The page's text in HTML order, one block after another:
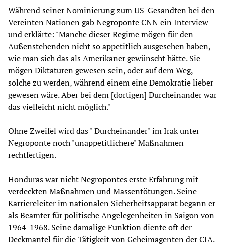
Während seiner Nominierung zum US-Gesandten bei den
Vereinten Nationen gab Negroponte CNN ein Interview
und erklärte: "Manche dieser Regime mögen für den
Außenstehenden nicht so appetitlich ausgesehen haben,
wie man sich das als Amerikaner gewünscht hätte. Sie
mögen Diktaturen gewesen sein, oder auf dem Weg,
solche zu werden, während einem eine Demokratie lieber
gewesen wäre. Aber bei dem [dortigen] Durcheinander war
das vielleicht nicht möglich."
Ohne Zweifel wird das " Durcheinander" im Irak unter
Negroponte noch "unappetitlichere" Maßnahmen
rechtfertigen.
Honduras war nicht Negropontes erste Erfahrung mit
verdeckten Maßnahmen und Massentötungen. Seine
Karriereleiter im nationalen Sicherheitsapparat begann er
als Beamter für politische Angelegenheiten in Saigon von
1964-1968. Seine damalige Funktion diente oft der
Deckmantel für die Tätigkeit von Geheimagenten der CIA.